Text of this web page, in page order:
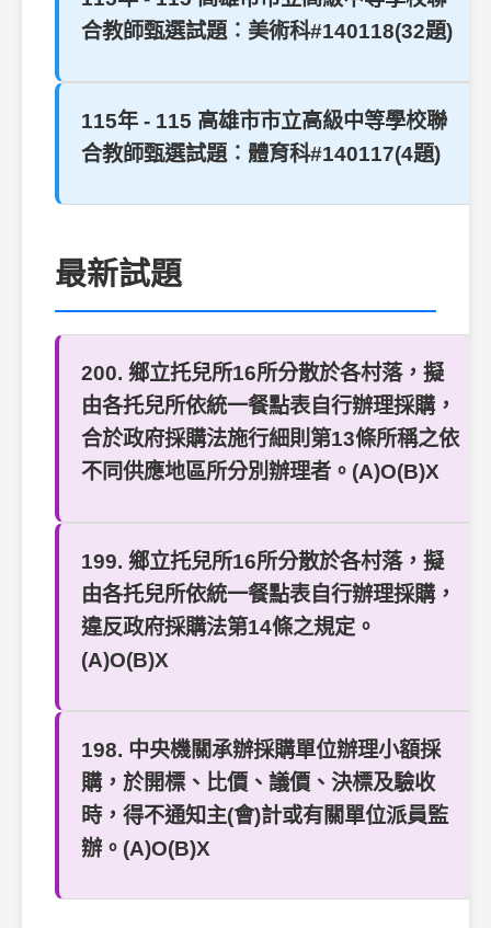
合教師甄選試題︰美術科#140118(32題)
115年 - 115 高雄市市立高級中等學校聯
合教師甄選試題︰體育科#140117(4題)
最新試題
200. 鄉立托兒所16所分散於各村落，擬
由各托兒所依統一餐點表自行辦理採購，
合於政府採購法施行細則第13條所稱之依
不同供應地區所分別辦理者。(A)O(B)X
199. 鄉立托兒所16所分散於各村落，擬
由各托兒所依統一餐點表自行辦理採購，
違反政府採購法第14條之規定。
(A)O(B)X
198. 中央機關承辦採購單位辦理小額採
購，於開標、比價、議價、決標及驗收
時，得不通知主(會)計或有關單位派員監
辦。(A)O(B)X